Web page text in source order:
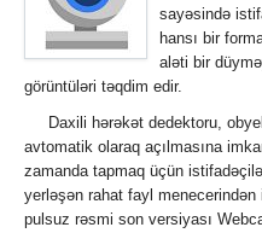
sayəsində
hansı bir
aləti bir
görüntüləri təqdim edir.
Daxili hərəkət dedektoru,
avtomatik olaraq açılmasına
zamanda tapmaq üçün
yerləşən rahat fayl
pulsuz rəsmi son versiyası